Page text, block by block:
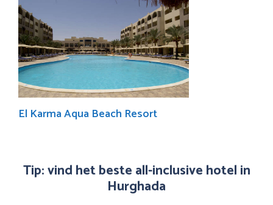
El Karma Aqua Beach Resort
Tip: vind het beste all-inclusive hotel in
Hurghada